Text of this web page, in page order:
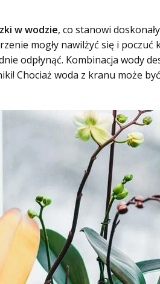
w wodzie, co stanowi
mogły nawilżyć się i
odpłynąć. Kombinacja wody
Chociaż woda z kranu może